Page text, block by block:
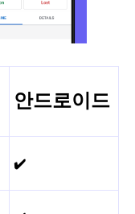
안드로이드
✔️